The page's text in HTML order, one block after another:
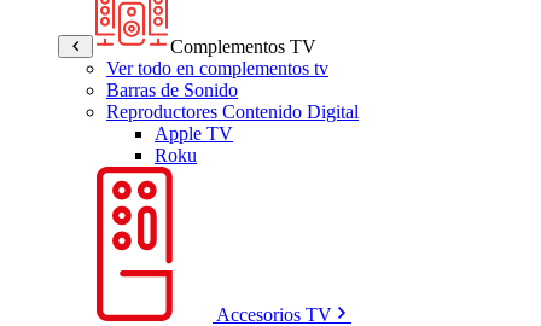
Complementos TV
Ver todo en complementos tv
Barras de Sonido
Reproductores Contenido Digital
Apple TV
Roku
Accesorios TV